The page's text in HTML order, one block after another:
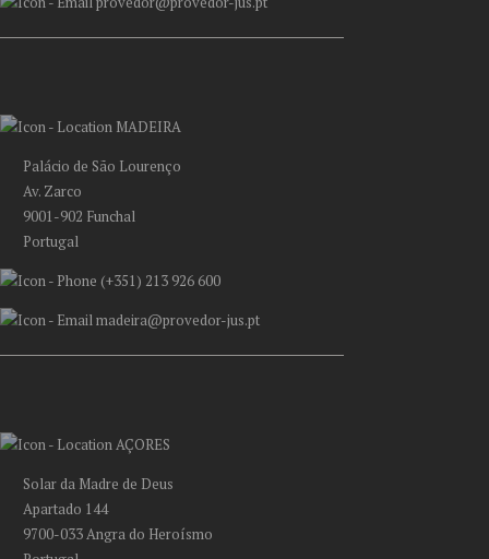
MADEIRA
Palácio de São Lourenço
Av. Zarco
9001-902 Funchal
Portugal
(+351) 213 926 600
madeira@provedor-jus.pt
AÇORES
Solar da Madre de Deus
Apartado 144
9700-033 Angra do Heroísmo